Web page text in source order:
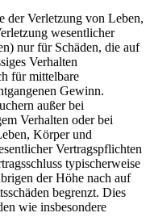
der Verletzung von Leben,
wesentlicher
nur für Schäden, die auf
Verhalten
für mittelbare
Gewinn.
außer bei
Verhalten oder bei
Körper und
Vertragspflichten
typischerweise
der Höhe nach auf
begrenzt. Dies
wie insbesondere